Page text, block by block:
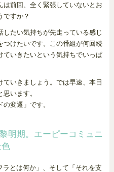
は前回、全く緊張していないとお
ですか？
たい気持ちが先走っている感じ
つけたいです。この番組が何回続
ていきたいという気持ちでいっぱ
いきましょう。では早速、本日
います。
変遷」です。
明期。エーピーコミュニ
とは何か」、そして「それを支